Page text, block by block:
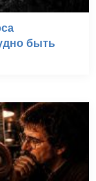
быть